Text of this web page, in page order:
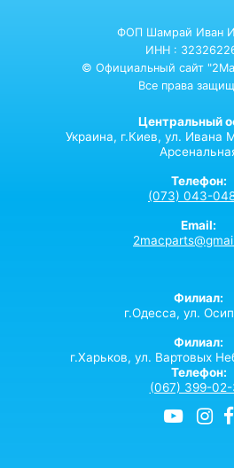
ФОП Шамрай Иван
ИНН :
© Официальный сайт
Все права
Центральный
Украина, г.Киев, ул. Ивана
Телефон:
(073) 043-
Email:
Филиал:
г.Одесса, ул.
Филиал:
г.Харьков, ул. Вартовых
Телефон:
(067) 399-